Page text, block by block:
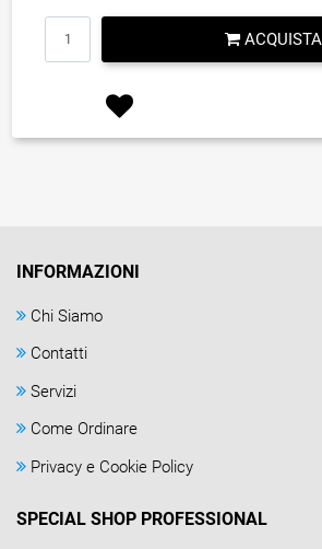
ACQUISTA
INFORMAZIONI
Chi Siamo
Contatti
Servizi
Come Ordinare
Privacy e Cookie Policy
SPECIAL SHOP PROFESSIONAL